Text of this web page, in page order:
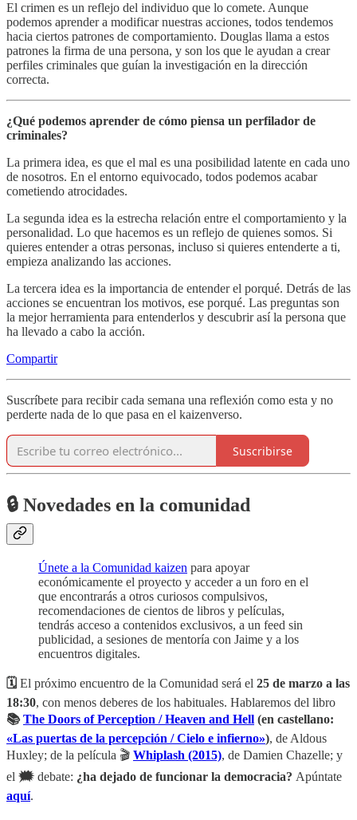
El crimen es un reflejo del individuo que lo comete. Aunque
podemos aprender a modificar nuestras acciones, todos tendemos
hacia ciertos patrones de comportamiento. Douglas llama a estos
patrones la firma de una persona, y son los que le ayudan a crear
perfiles criminales que guían la investigación en la dirección
correcta.
¿Qué podemos aprender de cómo piensa un perfilador de
criminales?
La primera idea, es que el mal es una posibilidad latente en cada uno
de nosotros. En el entorno equivocado, todos podemos acabar
cometiendo atrocidades.
La segunda idea es la estrecha relación entre el comportamiento y la
personalidad. Lo que hacemos es un reflejo de quienes somos. Si
quieres entender a otras personas, incluso si quieres entenderte a ti,
empieza analizando las acciones.
La tercera idea es la importancia de entender el porqué. Detrás de las
acciones se encuentran los motivos, ese porqué. Las preguntas son
la mejor herramienta para entenderlos y descubrir así la persona que
ha llevado a cabo la acción.
Compartir
Suscríbete para recibir cada semana una reflexión como esta y no
perderte nada de lo que pasa en el kaizenverso.
Suscribirse
🔒 Novedades en la comunidad
Únete a la Comunidad kaizen para apoyar
económicamente el proyecto y acceder a un foro en el
que encontrarás a otros curiosos compulsivos,
recomendaciones de cientos de libros y películas,
tendrás acceso a contenidos exclusivos, a un feed sin
publicidad, a sesiones de mentoría con Jaime y a los
encuentros digitales.
🗓️ El próximo encuentro de la Comunidad será el 25 de marzo a las
18:30, con menos deberes de los habituales. Hablaremos del libro
📚The Doors of Perception / Heaven and Hell (en castellano:
«Las puertas de la percepción / Cielo e infierno»), de Aldous
Huxley; de la película 🎬 Whiplash (2015), de Damien Chazelle; y
el 🗯️ debate: ¿ha dejado de funcionar la democracia? Apúntate
aquí.